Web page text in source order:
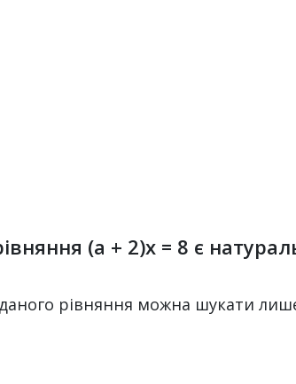
(a + 2)x = 8 є
рівняння можна шукати